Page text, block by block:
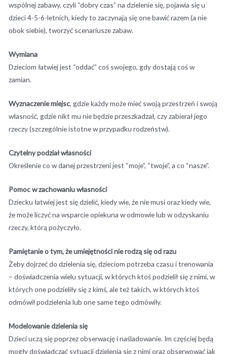
wspólnej zabawy, czyli “dobry czas” na dzielenie się, pojawia się u
dzieci 4-5-6-letnich, kiedy to zaczynają się one bawić razem (a nie
obok siebie), tworzyć scenariusze zabaw.
Wymiana
Dzieciom łatwiej jest “oddać” coś swojego, gdy dostają coś w
zamian.
Wyznaczenie miejsc, gdzie każdy może mieć swoją przestrzeń i swoją
własność, gdzie nikt mu nie będzie przeszkadzał, czy zabierał jego
rzeczy (szczególnie istotne w przypadku rodzeństw).
Czytelny podział własności
Określenie co w danej przestrzeni jest “moje”, “twoje”, a co “nasze”.
Pomoc w zachowaniu własności
Dziecku łatwiej jest się dzielić, kiedy wie, że nie musi oraz kiedy wie,
że może liczyć na wsparcie opiekuna w odmowie lub w odzyskaniu
rzeczy, którą pożyczyło.
Pamiętanie o tym, że umiejętności nie rodzą się od razu
Żeby dojrzeć do dzielenia się, dzieciom potrzeba czasu i trenowania
– doświadczenia wielu sytuacji, w których ktoś podzielił się z nimi, w
których one podzieliły się z kimś, ale też takich, w których ktoś
odmówił podzielenia lub one same tego odmówiły.
Modelowanie dzielenia się
Dzieci uczą się poprzez obserwację i naśladowanie. Im częściej będą
mogły doświadczać sytuacji dzielenia się z nimi oraz obserwować jak